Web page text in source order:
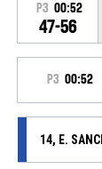
P3 00:52
47-56
P3 00:52
14, E.